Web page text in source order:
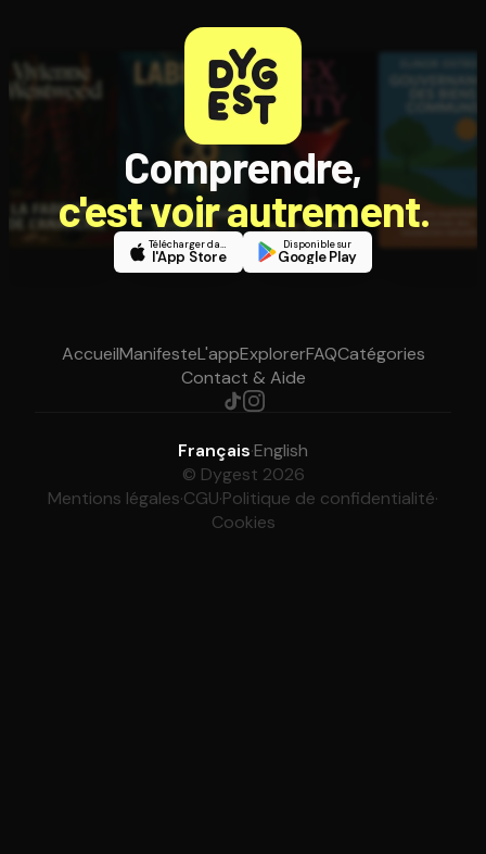
Comprendre,
c'est voir autrement.
Télécharger dans
l'App Store
Disponible sur
Google Play
AccueilManifesteL'appExplorerFAQCatégories
Contact & Aide
Français·English
© Dygest 2026
Mentions légales·CGU·Politique de confidentialité·
Cookies